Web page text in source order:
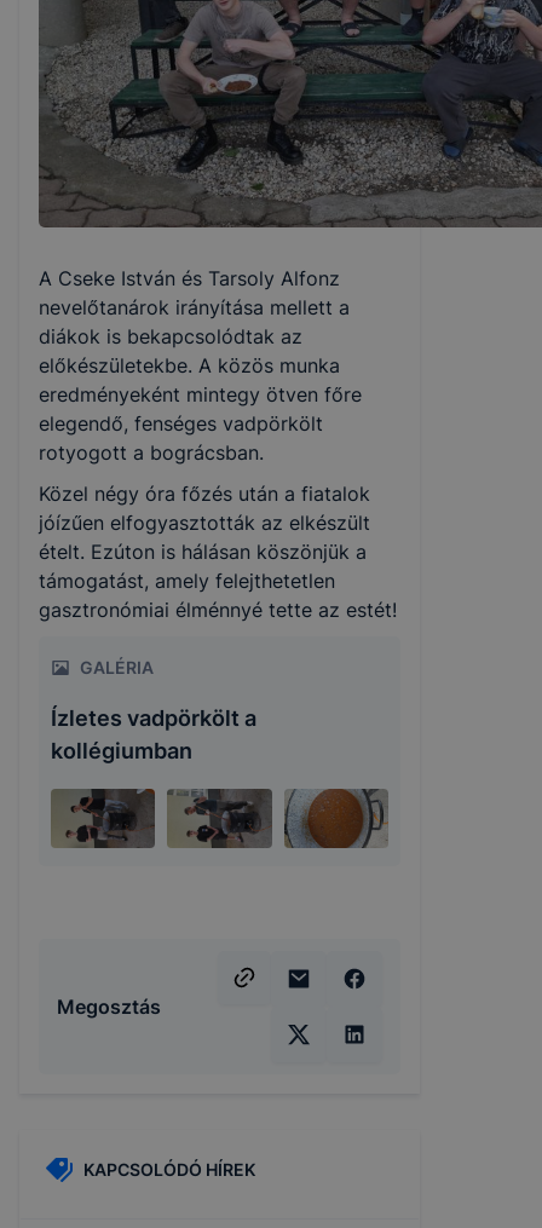
A Cseke István és Tarsoly Alfonz
nevelőtanárok irányítása mellett a
diákok is bekapcsolódtak az
előkészületekbe. A közös munka
eredményeként mintegy ötven főre
elegendő, fenséges vadpörkölt
rotyogott a bográcsban.
Közel négy óra főzés után a fiatalok
jóízűen elfogyasztották az elkészült
ételt. Ezúton is hálásan köszönjük a
támogatást, amely felejthetetlen
gasztronómiai élménnyé tette az estét!
GALÉRIA
Ízletes vadpörkölt a
kollégiumban
Megosztás
KAPCSOLÓDÓ HÍREK